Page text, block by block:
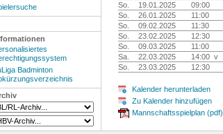
Badminton
So. 19.01.2025 09:00
So.
26.01.2025 11:00
So.
09.02.2025 11:30
So.
23.02.2025 12:30
So.
09.03.2025 11:00
Sa.
22.03.2025 14:00 v
So.
23.03.2025 12:30
Kalender herunterladen
Zu Kalender hinzufügen
Mannschaftsspielplan (pdf)